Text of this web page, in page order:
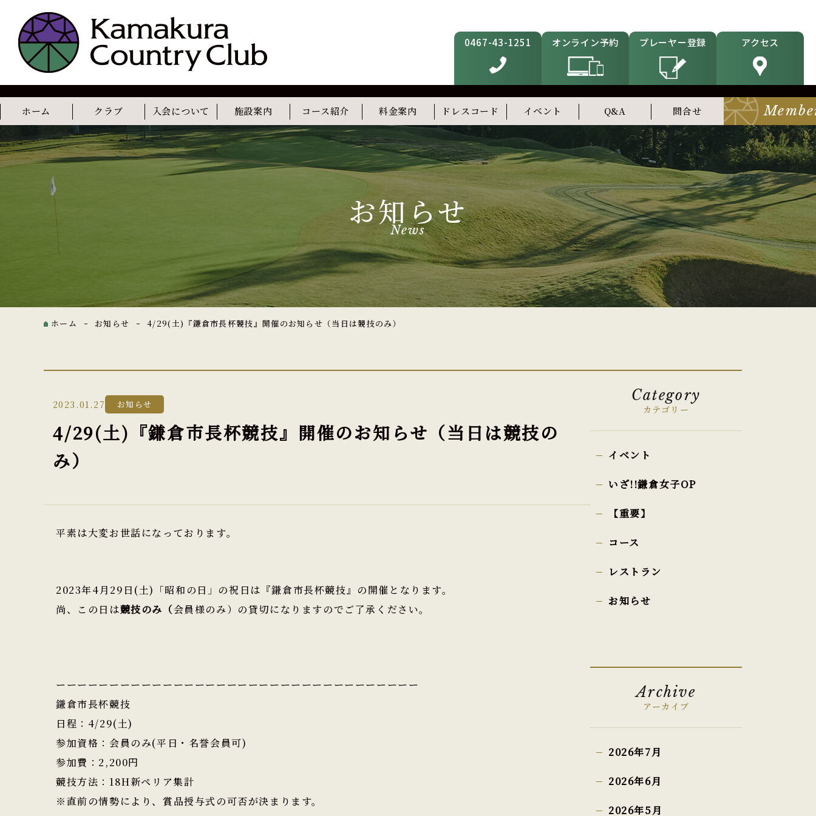
0467-43-1251 オンライン予約 プレーヤー登録 アクセス
ホーム クラブ
コンセプト 歴史
入会について 施設案内
レストラン カフェ フィットネス スタディルーム(準備中) 屋上テラス(準備中)
コース紹介 料金案内 ドレスコード イベント Q&A 問合せ
お知らせ
News
ホーム お知らせ 4/29(土)『鎌倉市長杯競技』開催のお知らせ（当日は競技のみ）
2023.01.27 お知らせ
4/29(土)『鎌倉市長杯競技』開催のお知らせ（当日は競技の
み）
平素は大変お世話になっております。
2023年4月29日(土)「昭和の日 」の祝日は『鎌倉市長杯競技』の開催となります。
尚、この日は競技のみ（会員様のみ）の貸切になりますのでご了承ください。
ーーーーーーーーーーーーーーーーーーーーーーーーーーーーーーーーーー
鎌倉市長杯競技
日程：4/29(土)
参加資格：会員のみ(平日・名誉会員可)
参加費：2,200円
競技方法：18H新ペリア集計
※直前の情勢により、賞品授与式の可否が決まります。
Category
カテゴリー
イベント
いざ!!鎌倉女子OP
【重要】
コース
レストラン
お知らせ
Archive
アーカイブ
2026年7月
2026年6月
2026年5月